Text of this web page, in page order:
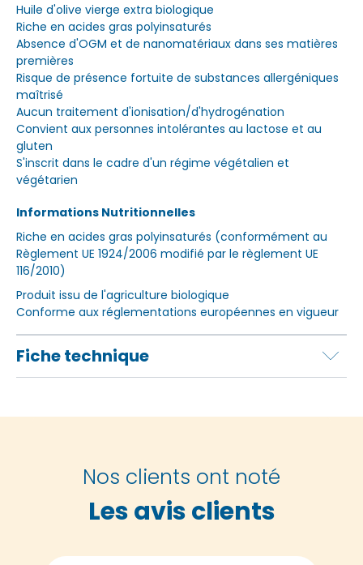
Huile d'olive vierge extra biologique
Riche en acides gras polyinsaturés
Absence d'OGM et de nanomatériaux dans ses matières
premières
Risque de présence fortuite de substances allergéniques
maîtrisé
Aucun traitement d'ionisation/d'hydrogénation
Convient aux personnes intolérantes au lactose et au
gluten
S'inscrit dans le cadre d'un régime végétalien et
végétarien
Informations Nutritionnelles
Riche en acides gras polyinsaturés (conformément au
Règlement UE 1924/2006 modifié par le règlement UE
116/2010)
Produit issu de l'agriculture biologique
Conforme aux réglementations européennes en vigueur
Fiche technique
Nos clients ont noté
Les avis clients